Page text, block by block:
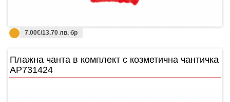
7.00€/13.70 лв. бр
Плажнa чантa в комплект с козметична чантичка
AP731424